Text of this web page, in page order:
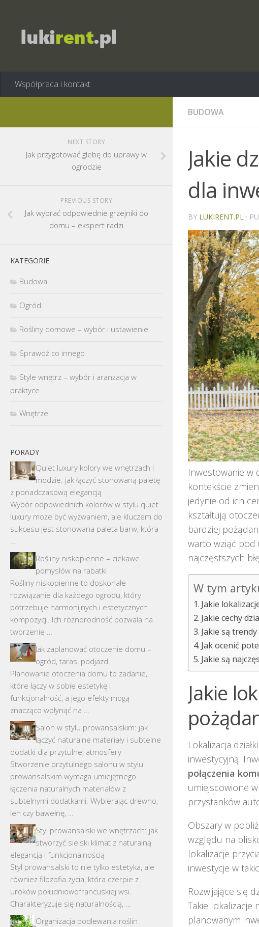
Współpraca i kontakt
BUDOWA
Jakie
dla
BY LUKIRENT.PL ·
Inwestowanie w
kontekście
jedynie od ich
kształtują
bardziej
warto wziąć pod
najczęstszych
W tym
Jakie
Jakie cechy
Jakie są
Jak ocenić
Jakie są
Jakie
Lokalizacja
inwestycyjną.
połączenia
umiejscowione
przystanków
Obszary w
względu na
lokalizacje
inwestycje w
Rozwijające się
Takie lokalizacje
planowanym
NEXT STORY
Jak przygotować glebę do uprawy w
ogrodzie
PREVIOUS STORY
Jak wybrać odpowiednie grzejniki do
domu – ekspert radzi
KATEGORIE
Budowa
Ogród
Rośliny domowe – wybór i ustawienie
Sprawdź co innego
Style wnętrz – wybór i aranżacja w
praktyce
Wnętrze
PORADY
Quiet luxury kolory we wnętrzach i
modzie: jak łączyć stonowaną paletę
z ponadczasową elegancją
Wybór odpowiednich kolorów w stylu quiet
luxury może być wyzwaniem, ale kluczem do
sukcesu jest stonowana paleta barw, która
Rośliny niskopienne – ciekawe
pomysłów na rabatki
Rośliny niskopienne to doskonałe
rozwiązanie dla każdego ogrodu, który
potrzebuje harmonijnych i estetycznych
kompozycji. Ich różnorodność pozwala na
tworzenie …
Jak zaplanować otoczenie domu –
ogród, taras, podjazd
Planowanie otoczenia domu to zadanie,
które łączy w sobie estetykę i
funkcjonalność, a jego efekty mogą
znacząco wpłynąć na …
Salon w stylu prowansalskim: jak
łączyć naturalne materiały i subtelne
dodatki dla przytulnej atmosfery
Stworzenie przytulnego salonu w stylu
prowansalskim wymaga umiejętnego
łączenia naturalnych materiałów z
subtelnymi dodatkami. Wybierając drewno,
len czy bawełnę, …
Styl prowansalski we wnętrzach: jak
stworzyć sielski klimat z naturalną
elegancją i funkcjonalnością
Styl prowansalski to nie tylko estetyka, ale
również filozofia życia, która czerpie z
uroków południowofrancuskiej wsi.
Charakteryzuje się naturalnością, …
Organizacja podlewania roślin